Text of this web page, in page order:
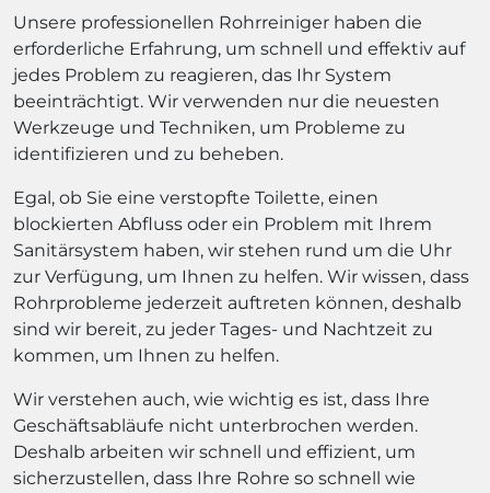
Unsere professionellen Rohrreiniger haben die
erforderliche Erfahrung, um schnell und effektiv auf
jedes Problem zu reagieren, das Ihr System
beeinträchtigt. Wir verwenden nur die neuesten
Werkzeuge und Techniken, um Probleme zu
identifizieren und zu beheben.
Egal, ob Sie eine verstopfte Toilette, einen
blockierten Abfluss oder ein Problem mit Ihrem
Sanitärsystem haben, wir stehen rund um die Uhr
zur Verfügung, um Ihnen zu helfen. Wir wissen, dass
Rohrprobleme jederzeit auftreten können, deshalb
sind wir bereit, zu jeder Tages- und Nachtzeit zu
kommen, um Ihnen zu helfen.
Wir verstehen auch, wie wichtig es ist, dass Ihre
Geschäftsabläufe nicht unterbrochen werden.
Deshalb arbeiten wir schnell und effizient, um
sicherzustellen, dass Ihre Rohre so schnell wie